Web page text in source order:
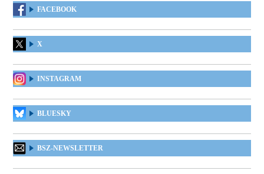
FACEBOOK
X
INSTAGRAM
BLUESKY
BSZ-NEWSLETTER